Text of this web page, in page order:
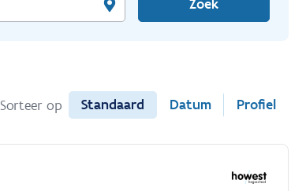
Zoek
Sorteer op Standaard Datum Profiel